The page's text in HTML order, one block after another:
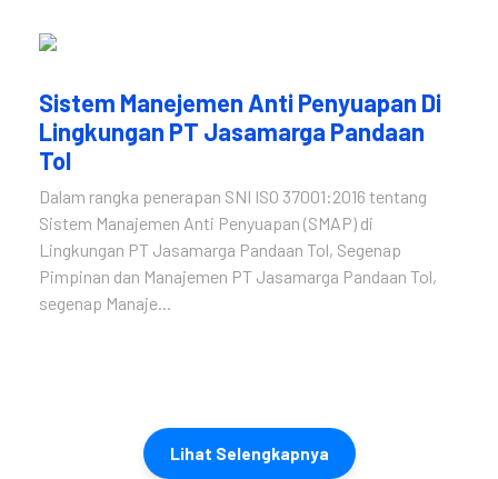
Sistem Manejemen Anti Penyuapan Di
Lingkungan PT Jasamarga Pandaan
Tol
Dalam rangka penerapan SNI ISO 37001:2016 tentang
Sistem Manajemen Anti Penyuapan (SMAP) di
Lingkungan PT Jasamarga Pandaan Tol, Segenap
Pimpinan dan Manajemen PT Jasamarga Pandaan Tol,
segenap Manaje...
Lihat Selengkapnya